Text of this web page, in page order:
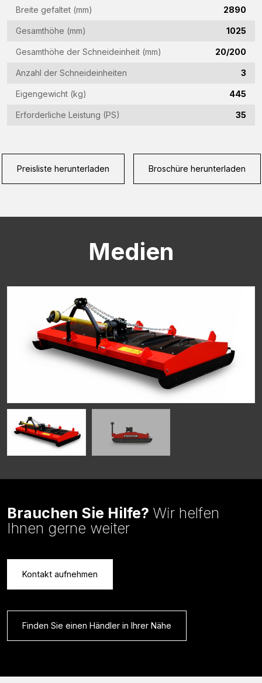
Breite gefaltet (mm) 2890
Gesamthöhe (mm) 1025
Gesamthöhe der Schneideinheit (mm) 20/200
Anzahl der Schneideinheiten 3
Eigengewicht (kg) 445
Erforderliche Leistung (PS) 35
Preisliste herunterladen Broschüre herunterladen
Medien
Brauchen Sie Hilfe? Wir helfen
Ihnen gerne weiter
Kontakt aufnehmen
Finden Sie einen Händler in Ihrer Nähe
(Required)
(Required)
(Required)
Woonplaats
(Required)
Vraag
CAPTCHA